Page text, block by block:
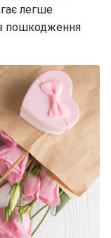
легше
пошкодження